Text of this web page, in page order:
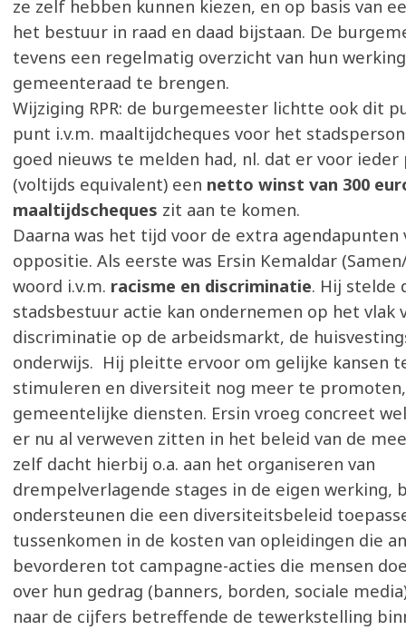
ze zelf hebben kunnen kiezen, en op basis van
het bestuur in raad en daad bijstaan. De
tevens een regelmatig overzicht van hun
gemeenteraad te brengen.
Wijziging RPR: de burgemeester lichtte ook dit
punt i.v.m. maaltijdcheques voor het
goed nieuws te melden had, nl. dat er voor
(voltijds equivalent) een netto winst van 300
maaltijdscheques zit aan te komen.
Daarna was het tijd voor de extra agendapunten
oppositie. Als eerste was Ersin Kemaldar
woord i.v.m. racisme en discriminatie. Hij stelde
stadsbestuur actie kan ondernemen op het vlak
discriminatie op de arbeidsmarkt, de
onderwijs. Hij pleitte ervoor om gelijke kansen
stimuleren en diversiteit nog meer te
gemeentelijke diensten. Ersin vroeg concreet
er nu al verweven zitten in het beleid van de
zelf dacht hierbij o.a. aan het organiseren van
drempelverlagende stages in de eigen werking,
ondersteunen die een diversiteitsbeleid
tussenkomen in de kosten van opleidingen die
bevorderen tot campagne-acties die mensen
over hun gedrag (banners, borden, sociale
naar de cijfers betreffende de tewerkstelling